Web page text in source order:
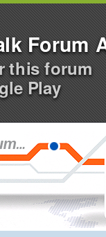
Forum
this forum
Play